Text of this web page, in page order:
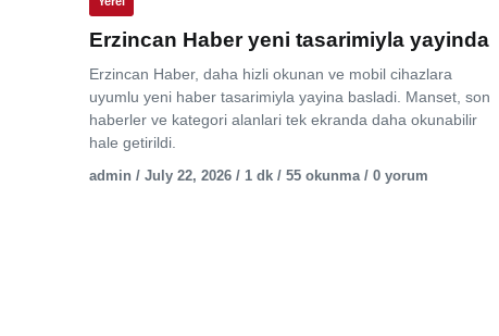
Erzincan Haber yeni tasarimiyla yayinda
Erzincan Haber, daha hizli okunan ve mobil cihazlara
uyumlu yeni haber tasarimiyla yayina basladi. Manset, son
haberler ve kategori alanlari tek ekranda daha okunabilir
hale getirildi.
admin / July 22, 2026 / 1 dk / 55 okunma / 0 yorum